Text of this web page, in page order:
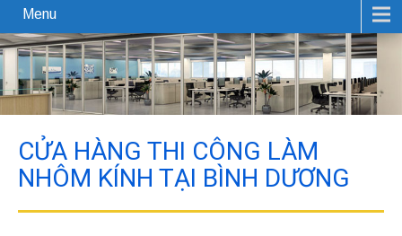
Menu
CỬA HÀNG THI CÔNG LÀM
NHÔM KÍNH TẠI BÌNH DƯƠNG